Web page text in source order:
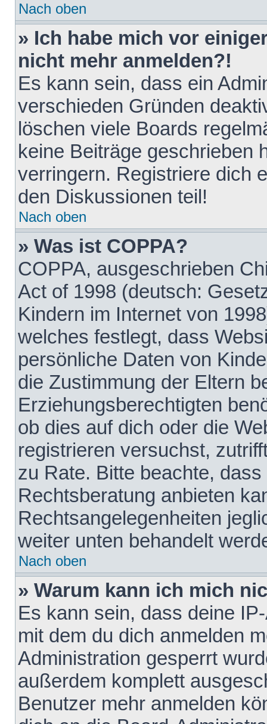
Nach oben
» Ich habe mich vor
nicht mehr anmelden?!
Es kann sein, dass ein
verschieden Gründen
löschen viele Boards
keine Beiträge geschrieben
verringern. Registriere dich
den Diskussionen teil!
Nach oben
» Was ist COPPA?
COPPA, ausgeschrieben
Act of 1998 (deutsch:
Kindern im Internet von
welches festlegt, dass
persönliche Daten von
die Zustimmung der Eltern
Erziehungsberechtigten
ob dies auf dich oder die
registrieren versuchst,
zu Rate. Bitte beachte,
Rechtsberatung anbieten
Rechtsangelegenheiten
weiter unten behandelt
Nach oben
» Warum kann ich mich
Es kann sein, dass deine
mit dem du dich anmelden
Administration gesperrt
außerdem komplett
Benutzer mehr anmelden